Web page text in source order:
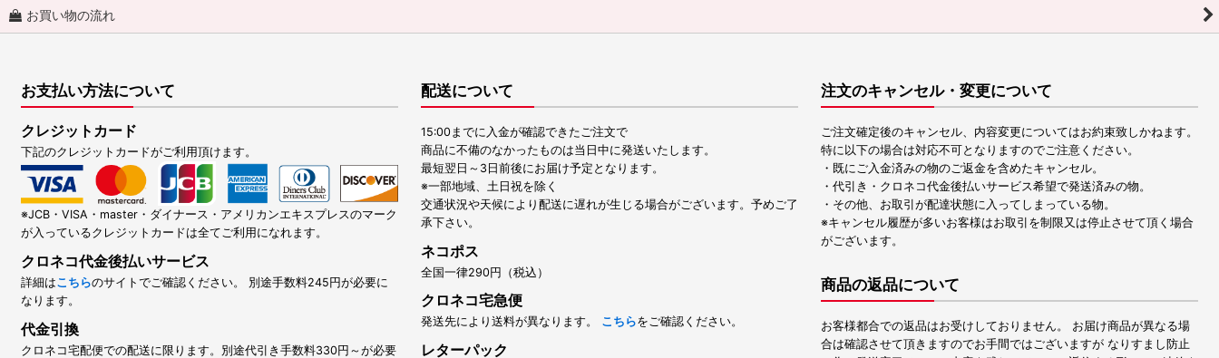
お買い物の流れ
お支払い方法について
クレジットカード
下記のクレジットカードがご利用頂けます。
※JCB・VISA・master・ダイナース・アメリカンエキスプレスのマーク
が入っているクレジットカードは全てご利用になれます。
クロネコ代金後払いサービス
詳細はこちらのサイトでご確認ください。 別途手数料245円が必要に
なります。
代金引換
クロネコ宅配便での配送に限ります。別途代引き手数料330円～が必要
配送について
15:00までに入金が確認できたご注文で
商品に不備のなかったものは当日中に発送いたします。
最短翌日～3日前後にお届け予定となります。
※一部地域、土日祝を除く
交通状況や天候により配送に遅れが生じる場合がございます。予めご了
承下さい。
ネコポス
全国一律290円（税込）
クロネコ宅急便
発送先により送料が異なります。 こちらをご確認ください。
レターパック
注文のキャンセル・変更について
ご注文確定後のキャンセル、内容変更についてはお約束致しかねます。
特に以下の場合は対応不可となりますのでご注意ください。
・既にご入金済みの物のご返金を含めたキャンセル。
・代引き・クロネコ代金後払いサービス希望で発送済みの物。
・その他、お取引が配達状態に入ってしまっている物。
※キャンセル履歴が多いお客様はお取引を制限又は停止させて頂く場合
がございます。
商品の返品について
お客様都合での返品はお受けしておりません。 お届け商品が異なる場
合は確認させて頂きますのでお手間ではございますが なりすまし防止